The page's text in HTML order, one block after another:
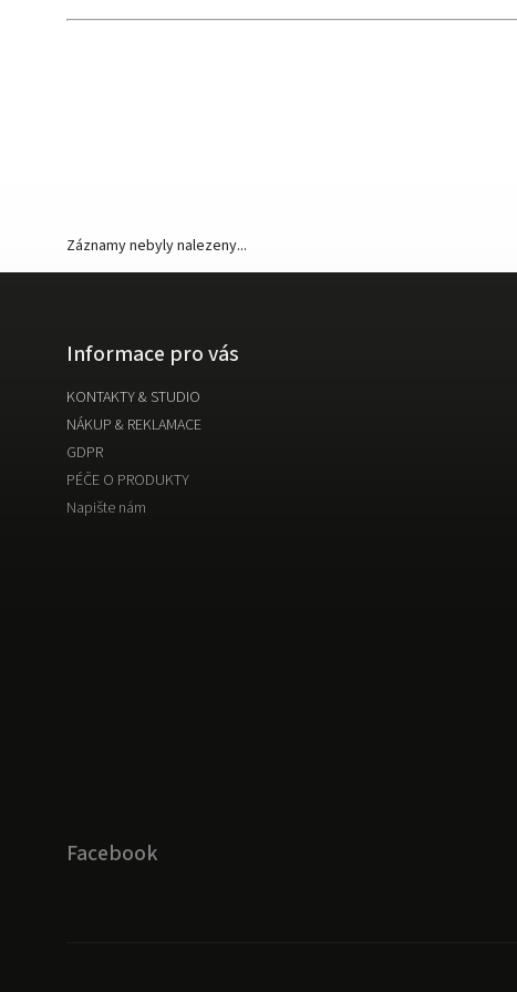
Záznamy nebyly nalezeny...
Informace pro vás
KONTAKTY & STUDIO
NÁKUP & REKLAMACE
GDPR
PÉČE O PRODUKTY
Napište nám
Facebook